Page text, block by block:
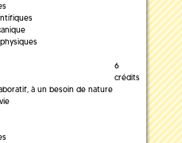
6
crédits
à un besoin de nature